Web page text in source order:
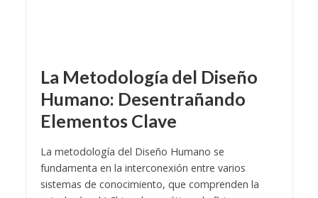
La Metodología del Diseño
Humano: Desentrañando
Elementos Clave
La metodología del Diseño Humano se
fundamenta en la interconexión entre varios
sistemas de conocimiento, que comprenden la